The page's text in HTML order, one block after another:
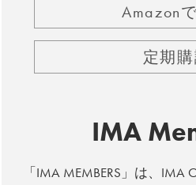
Amazon
定期
IMA
「IMA MEMBERS」は、